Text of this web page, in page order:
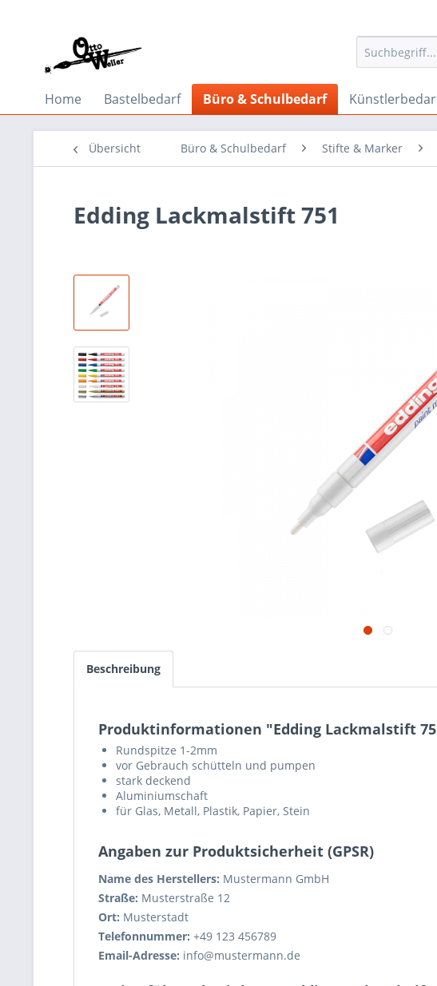
Home Bastelbedarf Büro & Schulbedarf
Übersicht Büro & Schulbedarf Stifte & Marker
Edding Lackmalstift 751
Beschreibung
Produktinformationen "Edding Lackmalstift
Rundspitze 1-2mm
vor Gebrauch schütteln und pumpen
stark deckend
Aluminiumschaft
für Glas, Metall, Plastik, Papier, Stein
Angaben zur Produktsicherheit (GPSR)
Name des Herstellers: Mustermann GmbH
Straße: Musterstraße 12
Ort: Musterstadt
Telefonnummer: +49 123 456789
Email-Adresse: info@mustermann.de